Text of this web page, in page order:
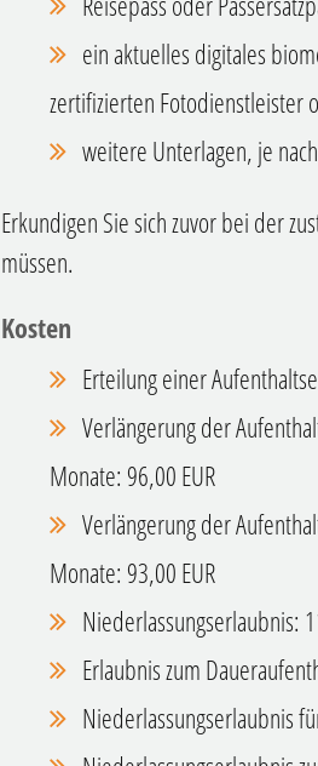
einaktuelles digitales
zertifizierten Fotodienstleister
weitere Unterlagen, je
Erkundigen Sie sich zuvor bei der
müssen.
Kosten
Erteilung einer
Verlängerung der
Monate: 96,00 EUR
Verlängerung der
Monate: 93,00 EUR
Niederlassungserlaubnis:
Erlaubnis zum
Niederlassungserlaubnis